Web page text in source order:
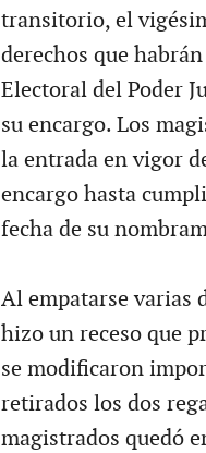
transitorio, el
derechos que
Electoral del Poder
su encargo. Los
la entrada en vigor
encargo hasta
fecha de su
Al empatarse varias
hizo un receso que
se modificaron
retirados los dos
magistrados quedó